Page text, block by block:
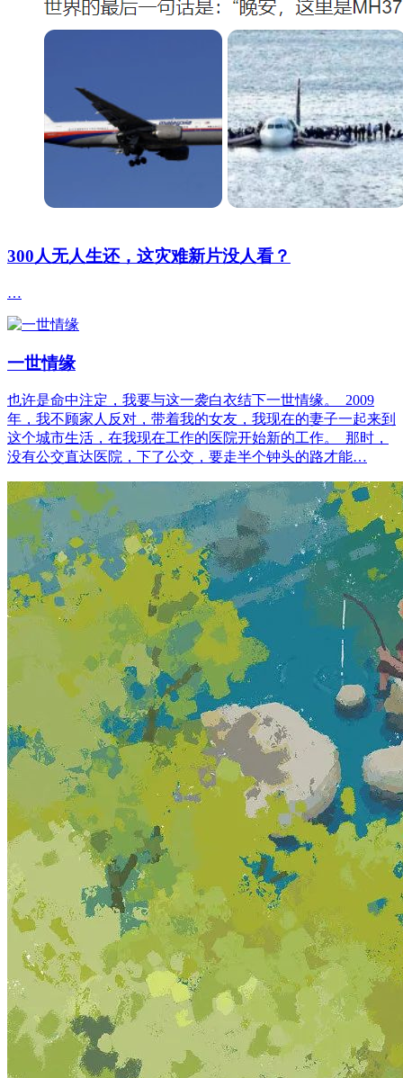
300人无人生还，这灾难新片没人看？
…
一世情缘
也许是命中注定，我要与这一袭白衣结下一世情缘。 2009
年，我不顾家人反对，带着我的女友，我现在的妻子一起来到
这个城市生活，在我现在工作的医院开始新的工作。 那时，
没有公交直达医院，下了公交，要走半个钟头的路才能…